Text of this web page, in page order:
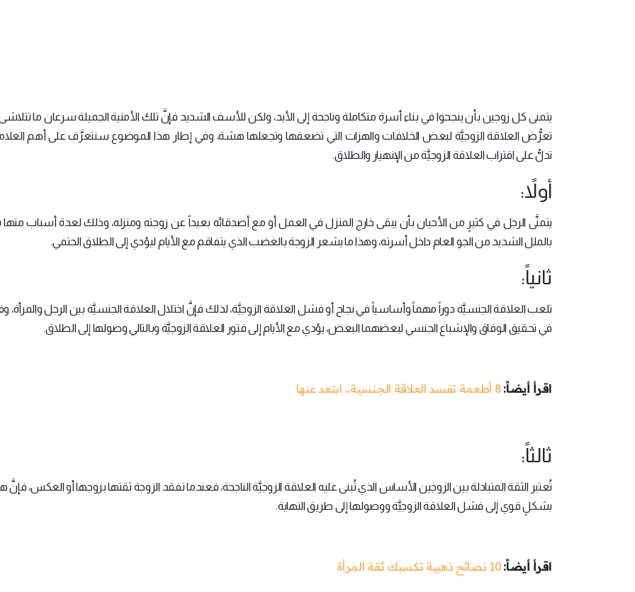
يتمنى كل زوجين بأن ينجحوا في بناء أسرة متكاملة وناجحة إلى الأبد، ولكن للأسف الشديد فإنَّ تلك الأمنية الجميلة سرعان ما
تعرُّض العلاقة الزوجيَّة لبعض الخلافات والهزات التي تضعفها وتجعلها هشة، وفي إطار هذا الموضوع سنتعرَّف على أهم
تدلُّ على اقتراب العلاقة الزوجيَّة من الإنهيار والطلاق.
أولاً:
يتمنَّى الرجل في كثيرٍ من الأحيان بأن يبقى خارج المنزل في العمل أو مع أصدقائه بعيداً عن زوجته ومنزله، وذلك لعدة أسباب
بالملل الشديد من الجو العام داخل أسرته، وهذا ما يشعر الزوجة بالغضب الذي يتفاقم مع الأيام ليؤدي إلى الطلاق الحتمي.
ثانياً:
تلعب العلاقة الجنسيَّة دوراً مهماً وأساسياً في نجاح أو فشل العلاقة الزوجيَّة، لذلك فإنَّ اختلال العلاقة الجنسيَّة بين الرجل
في تحقيق الوفاق والإشباع الجنسي لبعضهما البعض، يؤدي مع الأيام إلى فتور العلاقة الزوجيَّة وبالتالي وصولها إلى الطلاق.
اقرأ أيضاً: 8 أطعمة تفسد العلاقة الجنسية... ابتعد عنها
ثالثاً:
تُعتبر الثقة المتبادلة بين الزوجين الأساس الذي تُبنى عليه العلاقة الزوجيَّة الناجحة، فعندما تفقد الزوجة ثقتها بزوجها أو العكس، فإنَّ
بشكلٍ قوي إلى فشل العلاقة الزوجيَّة ووصولها إلى طريق النهاية.
اقرأ أيضاً: 10 نصائح ذهبية تكسبك ثقة المرأة